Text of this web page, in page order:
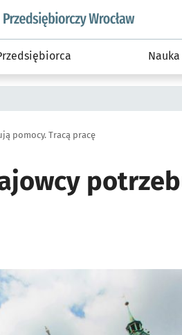
wroclaw.pl podserwis:
Nauka
pomocy. Tracą pracę